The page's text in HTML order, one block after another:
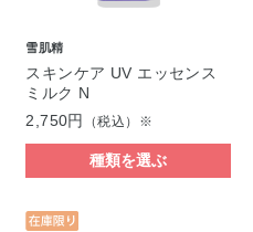
雪肌精
スキンケア UV エッセンス
ミルク N
2,750円
（税込）※
種類を選ぶ